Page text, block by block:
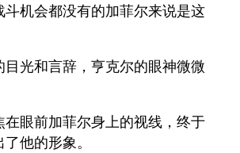
斗机会都没有的加菲尔来说是这
目光和言辞，亨克尔的眼神微微
在眼前加菲尔身上的视线，终于
他的形象。